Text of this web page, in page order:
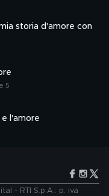
storia d'amore con
5
e l'amore
- RTI S.p.A.: p. iva